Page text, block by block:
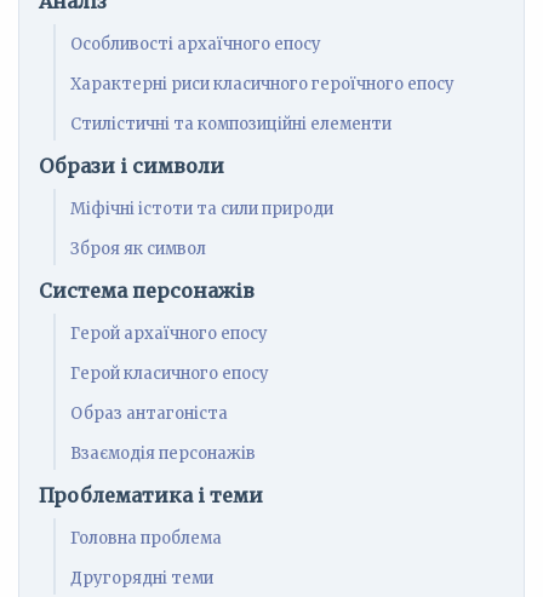
Особливості архаїчного епосу
Характерні риси класичного героїчного епосу
Стилістичні та композиційні елементи
Образи і символи
Міфічні істоти та сили природи
Зброя як символ
Система персонажів
Герой архаїчного епосу
Герой класичного епосу
Образ антагоніста
Взаємодія персонажів
Проблематика і теми
Головна проблема
Другорядні теми